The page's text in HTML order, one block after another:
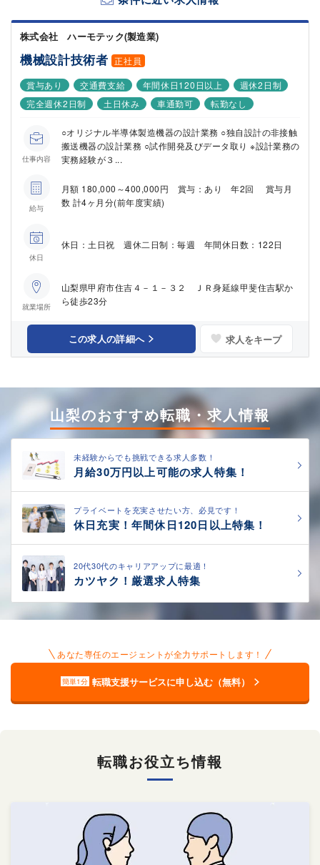
株式会社 ハーモテック(製造業)
機械設計技術者 正社員
賞与あり
交通費支給 年間休日120日以上
週休2日制
完全週休2日制
土日休み 車通勤可 転勤なし
仕事内容
○オリジナル半導体製造機器の設計業務 ○独自設計の非接触
搬送機器の設計業務 ○試作開発及びデータ取り ※設計業務の
実務経験が３...
給与
月額 180,000～400,000円 賞与：あり 年2回 賞与月
数 計4ヶ月分(前年度実績)
休日
休日：土日祝 週休二日制：毎週 年間休日数：122日
就業場所
山梨県甲府市住吉４－１－３２ ＪＲ身延線甲斐住吉駅か
ら徒歩23分
この求人の詳細へ 求人をキープ
山梨のおすすめ転職・求人情報
未経験からでも挑戦できる求人多数！
月給30万円以上可能の求人特集！
プライベートを充実させたい方、必見です！
休日充実！年間休日120日以上特集！
20代30代のキャリアアップに最適！
カツヤク！厳選求人特集
あなた専任のエージェントが全力サポートします！
簡単1分 転職支援サービスに申し込む（無料）
転職お役立ち情報